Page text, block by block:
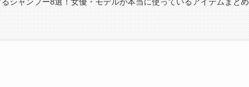
シャンプー8選！女優・モデルが本当に使っているアイテムまとめ